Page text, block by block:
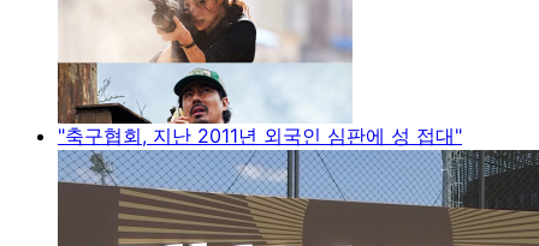
"축구협회, 지난 2011년 외국인 심판에 성 접대"